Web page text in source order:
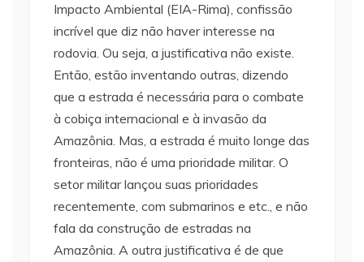
Impacto Ambiental (EIA-Rima), confissão
incrível que diz não haver interesse na
rodovia. Ou seja, a justificativa não existe.
Então, estão inventando outras, dizendo
que a estrada é necessária para o combate
à cobiça internacional e à invasão da
Amazônia. Mas, a estrada é muito longe das
fronteiras, não é uma prioridade militar. O
setor militar lançou suas prioridades
recentemente, com submarinos e etc., e não
fala da construção de estradas na
Amazônia. A outra justificativa é de que